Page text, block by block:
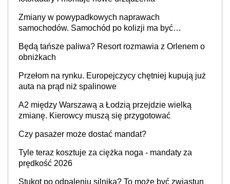
Zmiany w powypadkowych naprawach
samochodów. Samochód po kolizji ma być
producenta
Będą tańsze paliwa? Resort rozmawia z Orlenem o
obniżkach
Przełom na rynku. Europejczycy chętniej kupują już
auta na prąd niż spalinowe
A2 między Warszawą a Łodzią przejdzie wielką
zmianę. Kierowcy muszą się przygotować
Czy pasażer może dostać mandat?
Tyle teraz kosztuje za ciężka noga - mandaty za
prędkość 2026
Stukot po odpaleniu silnika? To może być zwiastun